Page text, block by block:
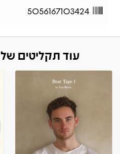
5056167103424
עוד תקליטים של TOM MISCH